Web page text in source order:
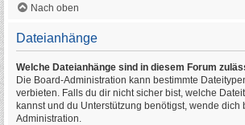
Nach oben
Dateianhänge
Welche Dateianhänge sind in diesem Forum
Die Board-Administration kann bestimmte
verbieten. Falls du dir nicht sicher bist, welche
kannst und du Unterstützung benötigst, wende dich
Administration.